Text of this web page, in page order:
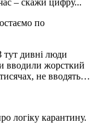
– скажи цифру...
по
дивні люди
вводили жорсткий
не вводять…
логіку карантину.